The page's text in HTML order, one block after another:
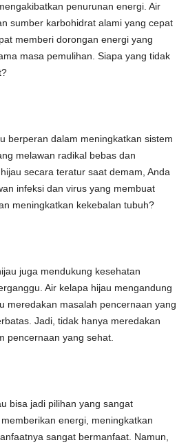
penurunan energi. Air
sumber karbohidrat alami yang cepat
memberi dorongan energi yang
masa pemulihan. Siapa yang tidak
berperan dalam meningkatkan sistem
melawan radikal bebas dan
secara teratur saat demam, Anda
infeksi dan virus yang membuat
meningkatkan kekebalan tubuh?
juga mendukung kesehatan
Air kelapa hijau mengandung
meredakan masalah pencernaan yang
Jadi, tidak hanya meredakan
pencernaan yang sehat.
bisa jadi pilihan yang sangat
energi, meningkatkan
sangat bermanfaat. Namun,